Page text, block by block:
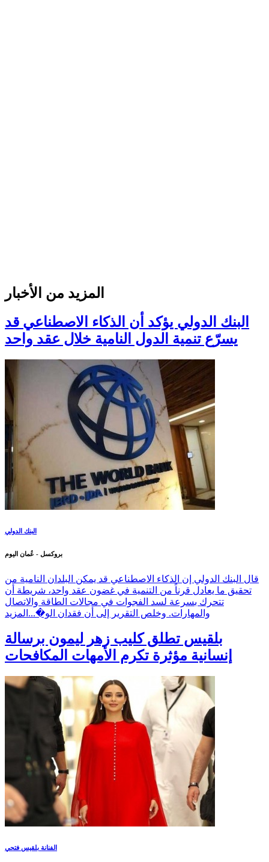
المزيد من الأخبار
البنك الدولي يؤكد أن الذكاء الاصطناعي قد
يسرّع تنمية الدول النامية خلال عقد واحد
البنك الدولي
بروكسل - عُمان اليوم
قال البنك الدولي إن الذكاء الاصطناعي قد يمكن البلدان النامية من
تحقيق ما يعادل قرناً من التنمية في غضون عقد واحد، شريطة أن
تتحرك بسرعة لسد الفجوات في مجالات الطاقة والاتصال
والمهارات. وخلص التقرير إلى أن فقدان الو�... المزيد
بلقيس تطلق كليب زهر ليمون برسالة
إنسانية مؤثرة تكرم الأمهات المكافحات
الفنانة بلقيس فتحي